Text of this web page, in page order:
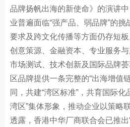
品牌扬帆出海的新使命》的演讲
业普遍面临“强产品、弱品牌”的
要求及跨文化传播等方面仍存短板
创意策源、金融资本、专业服务与
市场测试、技术创新及国际品牌
区品牌提供一条完整的“出海增值
同，共建“湾区标准”，共育国际化
湾区”集体形象，推动企业以策略
透露，香港中华厂商联合会已推出